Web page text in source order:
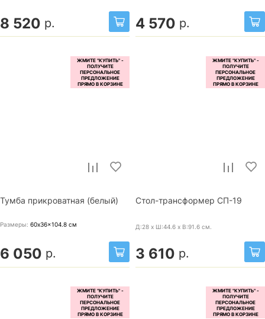
8 520 р. 4 570 р.
Тумба прикроватная (белый)
Размеры: 60x36x104.8 см
6 050 р.
Стол-трансформер СП-19
Д:28 x Ш:44.6 x В:91.6 см.
3 610 р.